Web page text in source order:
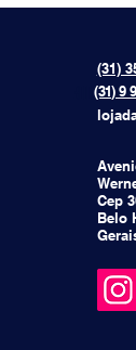
(31)
{[[[[(31) 9
Cep
Belo